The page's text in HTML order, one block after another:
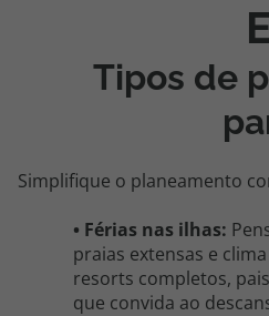
Tipos de
Simplifique o planeamento
• Férias nas ilhas:
praias extensas e
resorts completos,
que convida ao